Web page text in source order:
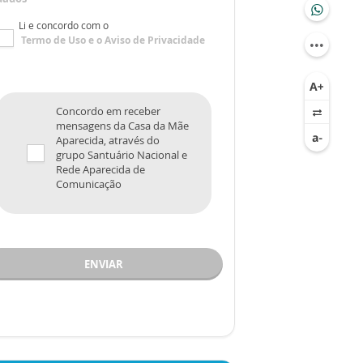
Li e concordo com o
Termo de Usoe oAviso de Privacidade
Concordo em receber
mensagens da Casa da Mãe
Aparecida, através do
grupo Santuário Nacional e
Rede Aparecida de
Comunicação
ENVIAR